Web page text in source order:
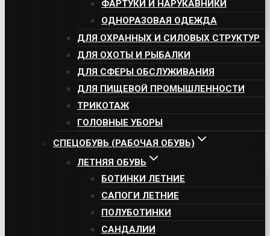
ФАРТУКИ И НАРУКАВНИКИ
ОДНОРАЗОВАЯ ОДЕЖДА
ДЛЯ ОХРАННЫХ И СИЛОВЫХ СТРУКТУР
ДЛЯ ОХОТЫ И РЫБАЛКИ
ДЛЯ СФЕРЫ ОБСЛУЖИВАНИЯ
ДЛЯ ПИЩЕВОЙ ПРОМЫШЛЕННОСТИ
ТРИКОТАЖ
ГОЛОВНЫЕ УБОРЫ
СПЕЦОБУВЬ (РАБОЧАЯ ОБУВЬ)
ЛЕТНЯЯ ОБУВЬ
БОТИНКИ ЛЕТНИЕ
САПОГИ ЛЕТНИЕ
ПОЛУБОТИНКИ
САНДАЛИИ